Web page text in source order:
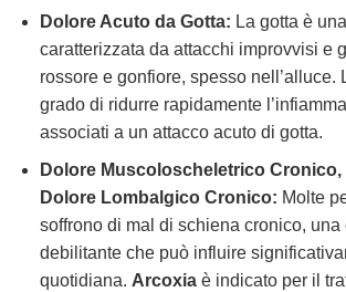
Dolore Acuto da Gotta: La gotta è
caratterizzata da attacchi improvvisi e
rossore e gonfiore, spesso nell’alluce.
grado di ridurre rapidamente
associati a un attacco acuto di gotta.
Dolore Muscoloscheletrico Cronico,
Dolore Lombalgico Cronico: Molte
soffrono di mal di schiena cronico,
debilitante che può influire
quotidiana. Arcoxiaè indicato per il